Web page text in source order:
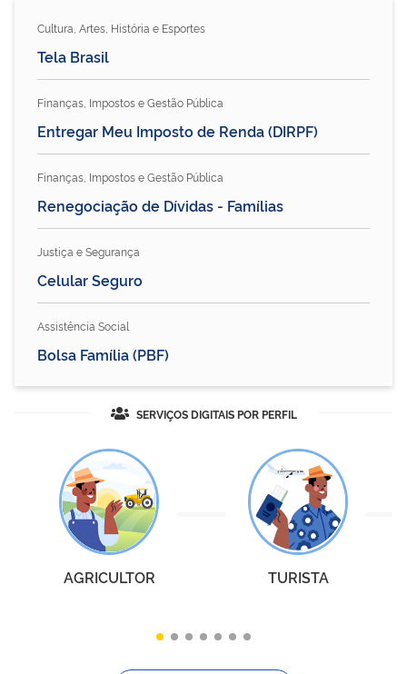
Cultura, Artes, História e Esportes
Tela Brasil
Finanças, Impostos e Gestão Pública
Entregar Meu Imposto de Renda (DIRPF)
Finanças, Impostos e Gestão Pública
Renegociação de Dívidas - Famílias
Justiça e Segurança
Celular Seguro
Assistência Social
Bolsa Família (PBF)
SERVIÇOS DIGITAIS POR PERFIL
AGRICULTOR TURISTA